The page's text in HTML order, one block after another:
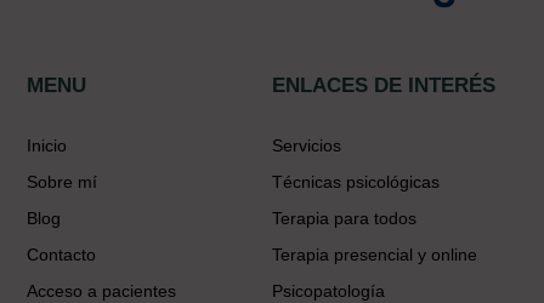
MENU
Inicio
Sobre mí
Blog
Contacto
Acceso a pacientes
ENLACES DE INTERÉS
Servicios
Técnicas psicológicas
Terapia para todos
Terapia presencial y online
Psicopatología